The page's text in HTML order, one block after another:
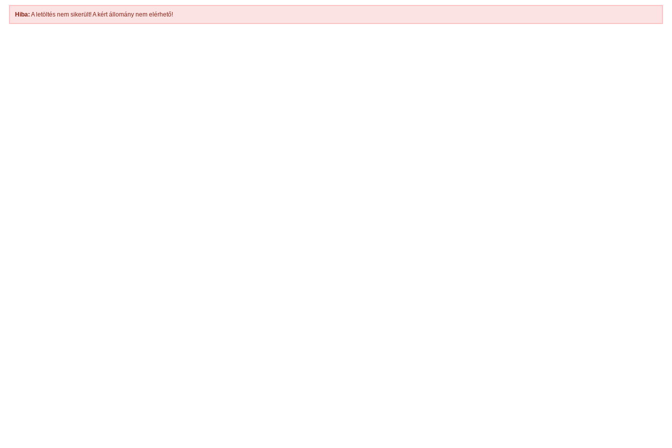
Hiba: A letöltés nem sikerült! A kért állomány nem elérhető!